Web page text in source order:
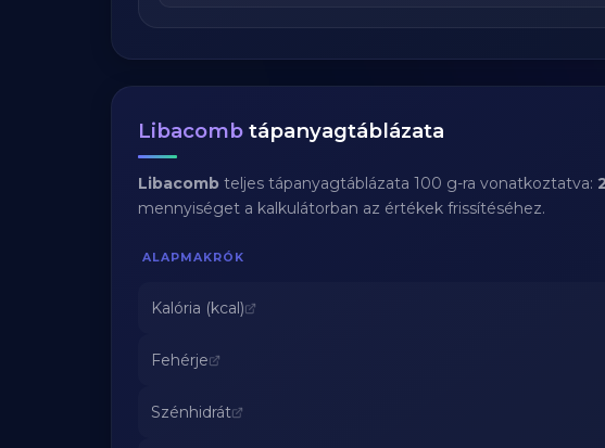
Libacomb tápanyagtáblázata
Libacomb teljes tápanyagtáblázata 100 g-ra vonatkoztatva:
mennyiséget a kalkulátorban az értékek frissítéséhez.
ALAPMAKRÓK
Kalória (kcal)
Fehérje
Szénhidrát